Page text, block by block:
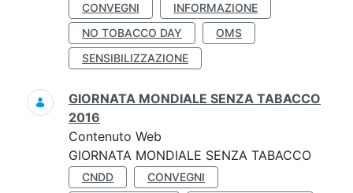
CONVEGNI
INFORMAZIONE
NO TOBACCO DAY
OMS
SENSIBILIZZAZIONE
GIORNATA MONDIALE SENZA TABACCO
2016
Contenuto Web
GIORNATA MONDIALE SENZA TABACCO
CNDD
CONVEGNI